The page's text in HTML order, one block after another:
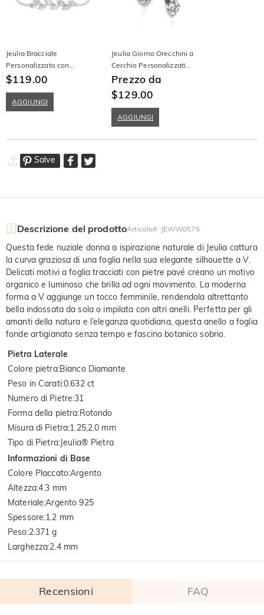
Jeulia Bracciale
Personalizzato con
Grappolo di Pietre Taglio
Semplice
$119.00
AGGIUNGI
Jeulia Giorno Orecchini a
Cerchio Personalizzati
Taglio a Tondo e Marquise
Prezzo da
$129.00
AGGIUNGI
Salve
Descrizione del prodottoArticolo#: JEWW0575
Questa fede nuziale donna a ispirazione naturale di Jeulia cattura
la curva graziosa di una foglia nella sua elegante silhouette a V.
Delicati motivi a foglia tracciati con pietre pavé creano un motivo
organico e luminoso che brilla ad ogni movimento. La moderna
forma a V aggiunge un tocco femminile, rendendola altrettanto
bella indossata da sola o impilata con altri anelli. Perfetta per gli
amanti della natura e l’eleganza quotidiana, questa anello a foglia
fonde artigianato senza tempo e fascino botanico sobrio.
Pietra Laterale
Colore pietra:Bianco Diamante
Peso in Carati:0.632 ct
Numero di Pietre:31
Forma della pietra:Rotondo
Misura di Pietra:1.25,2.0 mm
Tipo di Pietra:Jeulia® Pietra
Informazioni di Base
Colore Placcato:Argento
Altezza:4.3 mm
Materiale:Argento 925
Spessore:1.2 mm
Peso:2.371 g
Larghezza:2.4 mm
Recensioni FAQ